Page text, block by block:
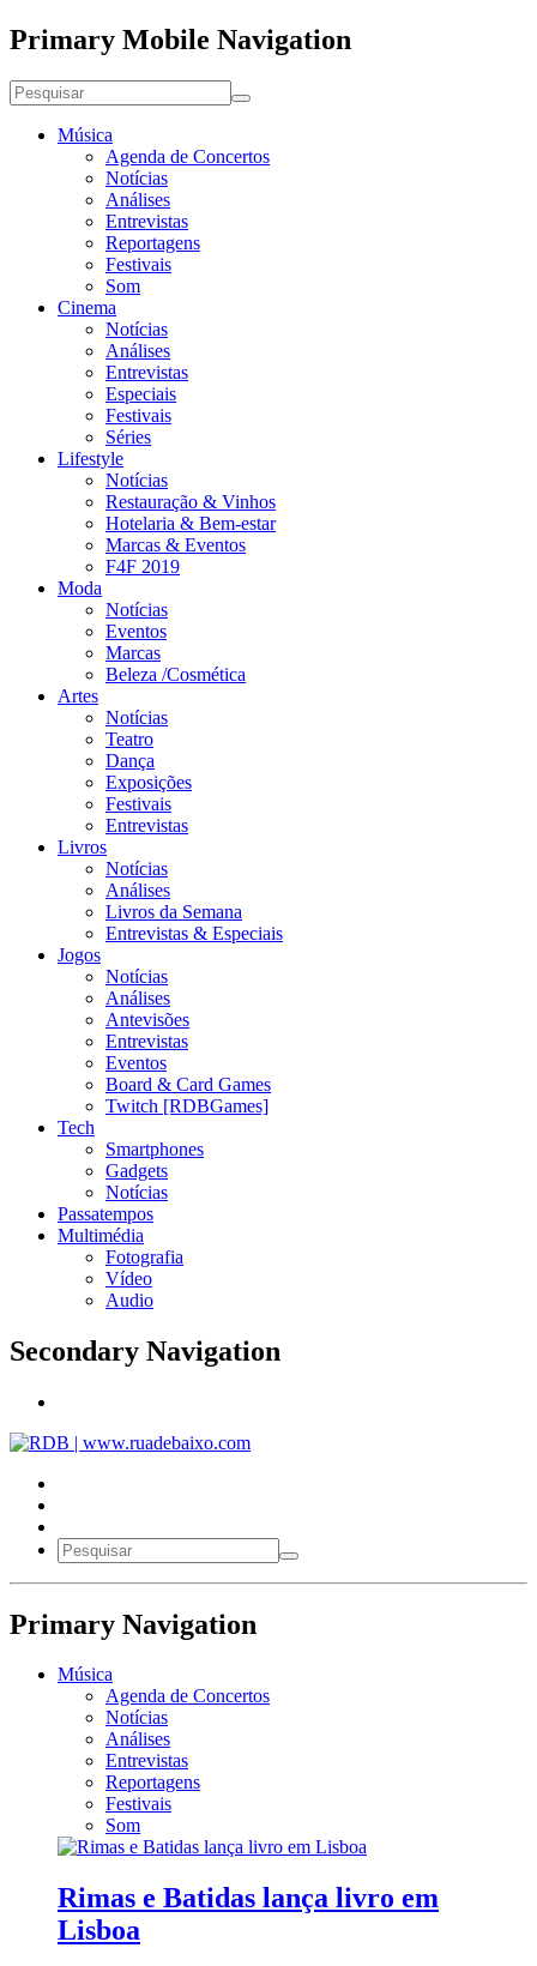
Primary Mobile Navigation
Música
Agenda de Concertos
Notícias
Análises
Entrevistas
Reportagens
Festivais
Som
Cinema
Notícias
Análises
Entrevistas
Especiais
Festivais
Séries
Lifestyle
Notícias
Restauração & Vinhos
Hotelaria & Bem-estar
Marcas & Eventos
F4F 2019
Moda
Notícias
Eventos
Marcas
Beleza /Cosmética
Artes
Notícias
Teatro
Dança
Exposições
Festivais
Entrevistas
Livros
Notícias
Análises
Livros da Semana
Entrevistas & Especiais
Jogos
Notícias
Análises
Antevisões
Entrevistas
Eventos
Board & Card Games
Twitch [RDBGames]
Tech
Smartphones
Gadgets
Notícias
Passatempos
Multimédia
Fotografia
Vídeo
Audio
Secondary Navigation
Primary Navigation
Música
Agenda de Concertos
Notícias
Análises
Entrevistas
Reportagens
Festivais
Som
Rimas e Batidas lança livro em
Lisboa